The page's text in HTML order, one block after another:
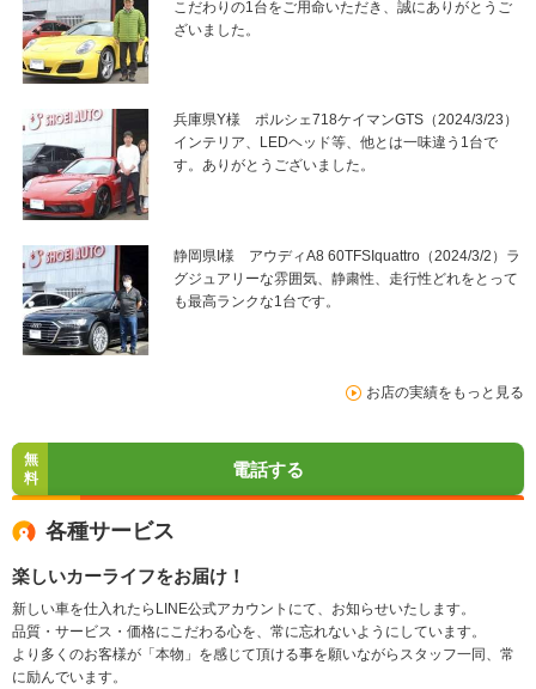
こだわりの1台をご用命いただき、誠にありがとうご
ざいました。
兵庫県Y様 ポルシェ718ケイマンGTS（2024/3/23）
インテリア、LEDヘッド等、他とは一味違う1台で
す。ありがとうございました。
静岡県I様 アウディA8 60TFSIquattro（2024/3/2）ラ
グジュアリーな雰囲気、静粛性、走行性どれをとって
も最高ランクな1台です。
お店の実績をもっと見る
無
料
電話する
各種サービス
楽しいカーライフをお届け！
新しい車を仕入れたらLINE公式アカウントにて、お知らせいたします。
品質・サービス・価格にこだわる心を、常に忘れないようにしています。
より多くのお客様が「本物」を感じて頂ける事を願いながらスタッフ一同、常
に励んでいます。